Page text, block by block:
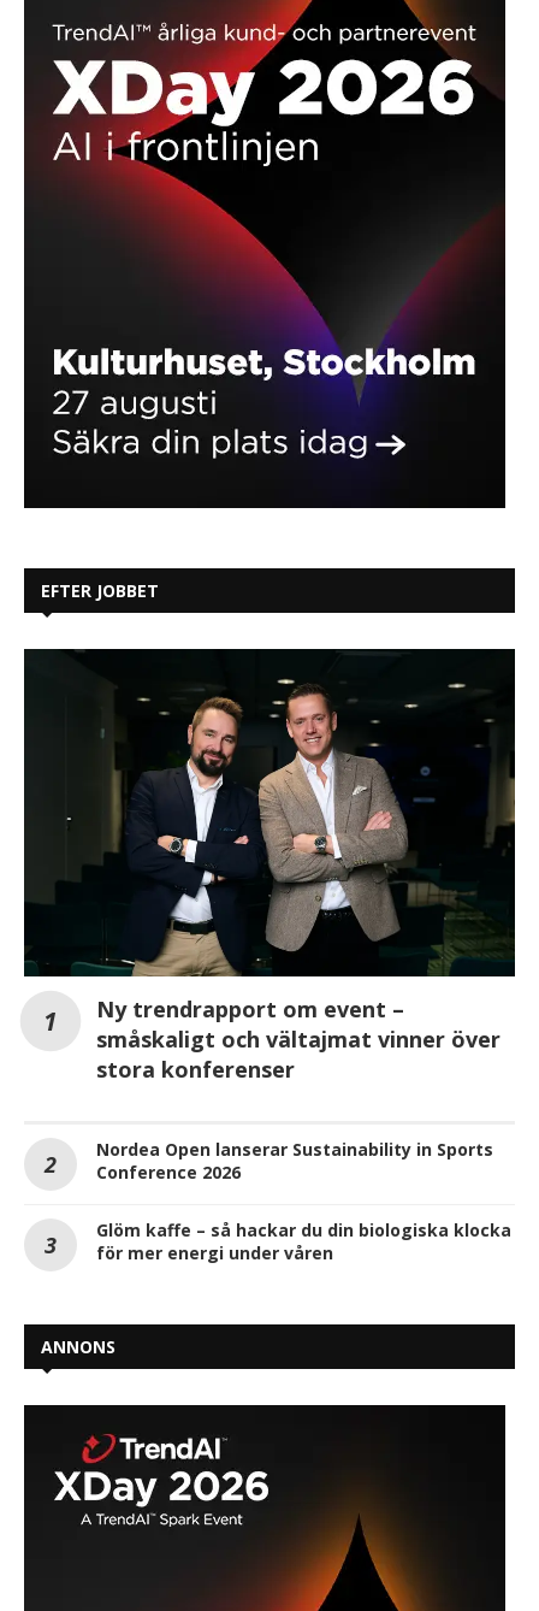
EFTER JOBBET
Ny trendrapport om event –
småskaligt och vältajmat vinner över
stora konferenser
Nordea Open lanserar Sustainability in Sports
Conference 2026
Glöm kaffe – så hackar du din biologiska klocka
för mer energi under våren
ANNONS